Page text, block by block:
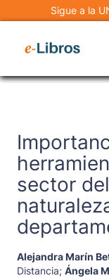
Sigue a la
sector
Alejandra Marín
Distancia; Ángela